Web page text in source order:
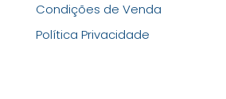
Condições de Venda
Política Privacidade